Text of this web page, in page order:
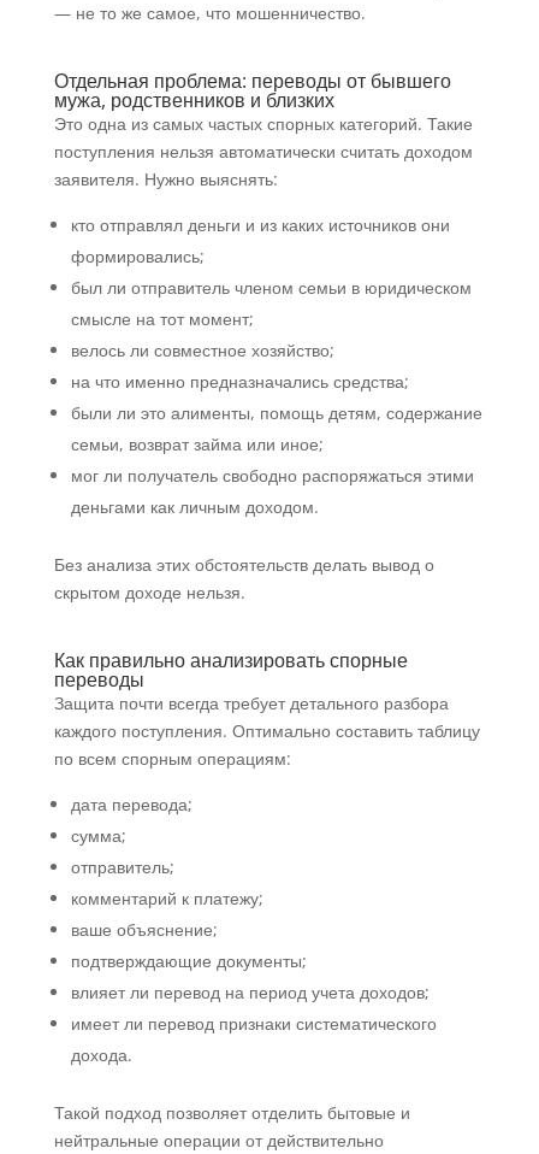
— не то же самое, что мошенничество.
Отдельная проблема: переводы от бывшего
мужа, родственников и близких
Это одна из самых частых спорных категорий. Такие
поступления нельзя автоматически считать доходом
заявителя. Нужно выяснять:
кто отправлял деньги и из каких источников они
формировались;
был ли отправитель членом семьи в юридическом
смысле на тот момент;
велось ли совместное хозяйство;
на что именно предназначались средства;
были ли это алименты, помощь детям, содержание
семьи, возврат займа или иное;
мог ли получатель свободно распоряжаться этими
деньгами как личным доходом.
Без анализа этих обстоятельств делать вывод о
скрытом доходе нельзя.
Как правильно анализировать спорные
переводы
Защита почти всегда требует детального разбора
каждого поступления. Оптимально составить таблицу
по всем спорным операциям:
дата перевода;
сумма;
отправитель;
комментарий к платежу;
ваше объяснение;
подтверждающие документы;
влияет ли перевод на период учета доходов;
имеет ли перевод признаки систематического
дохода.
Такой подход позволяет отделить бытовые и
нейтральные операции от действительно